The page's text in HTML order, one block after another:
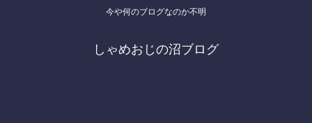
今や何のブログなのか不明
しゃめおじの沼ブログ